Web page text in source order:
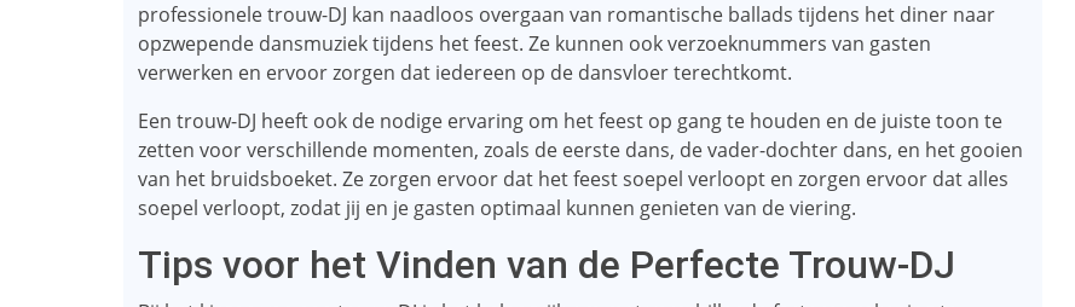
professionele trouw-DJ kan naadloos overgaan van romantische ballads tijdens het diner naar
opzwepende dansmuziek tijdens het feest. Ze kunnen ook verzoeknummers van gasten
verwerken en ervoor zorgen dat iedereen op de dansvloer terechtkomt.
Een trouw-DJ heeft ook de nodige ervaring om het feest op gang te houden en de juiste toon te
zetten voor verschillende momenten, zoals de eerste dans, de vader-dochter dans, en het gooien
van het bruidsboeket. Ze zorgen ervoor dat het feest soepel verloopt en zorgen ervoor dat alles
soepel verloopt, zodat jij en je gasten optimaal kunnen genieten van de viering.
Tips voor het Vinden van de Perfecte Trouw-DJ